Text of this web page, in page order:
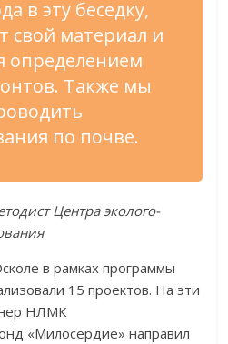
в эту беседку,
свой материал и
определением
Также мы
по почве.
Центра эколого-
в рамках программы
15 проектов. На эти
НЛМК
«Милосердие» направил